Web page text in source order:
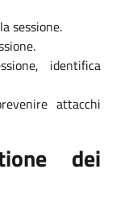
sessione.
identifica
attacchi
dei